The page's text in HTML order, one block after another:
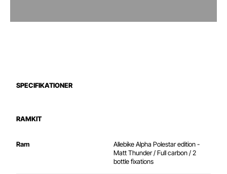
SPECIFIKATIONER
RAMKIT
Ram
Allebike Alpha Polestar edition -
Matt Thunder / Full carbon / 2
bottle fixations